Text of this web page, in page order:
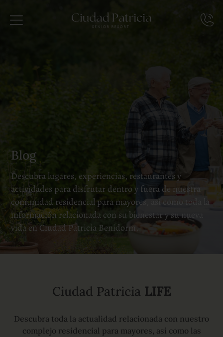
Blog
Descubra lugares, experiencias, restaurantes y
actividades para disfrutar dentro y fuera de nuestra
comunidad residencial para mayores, así como toda la
información relacionada con su bienestar y su nueva
vida en Ciudad Patricia Benidorm.
Ciudad Patricia LIFE
Descubra toda la actualidad relacionada con nuestro
complejo residencial para mayores, así como las